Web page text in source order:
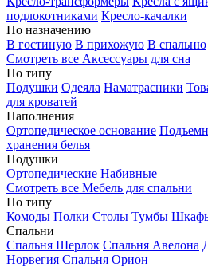
подлокотниками Кресло-качалки
По назначению
В гостиную В прихожую В спальню
Смотреть все Аксессуары для сна
По типу
Подушки Одеяла Наматрасники
для кроватей
Наполнения
Ортопедическое основание
хранения белья
Подушки
Ортопедические Набивные
Смотреть все Мебель для спальни
По типу
Комоды Полки Столы Тумбы
Спальни
Спальня Шерлок Спальня Авелона
Норвегия Спальня Орион